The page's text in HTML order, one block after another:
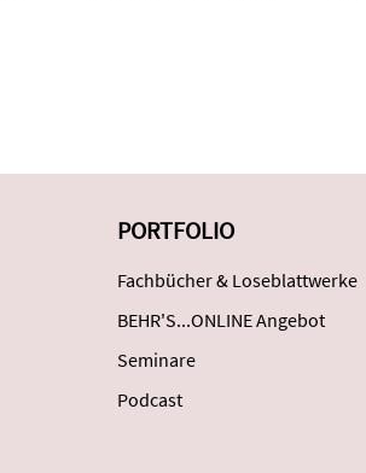
PORTFOLIO
Fachbücher & Loseblattwerke
BEHR'S...ONLINE Angebot
Seminare
Podcast